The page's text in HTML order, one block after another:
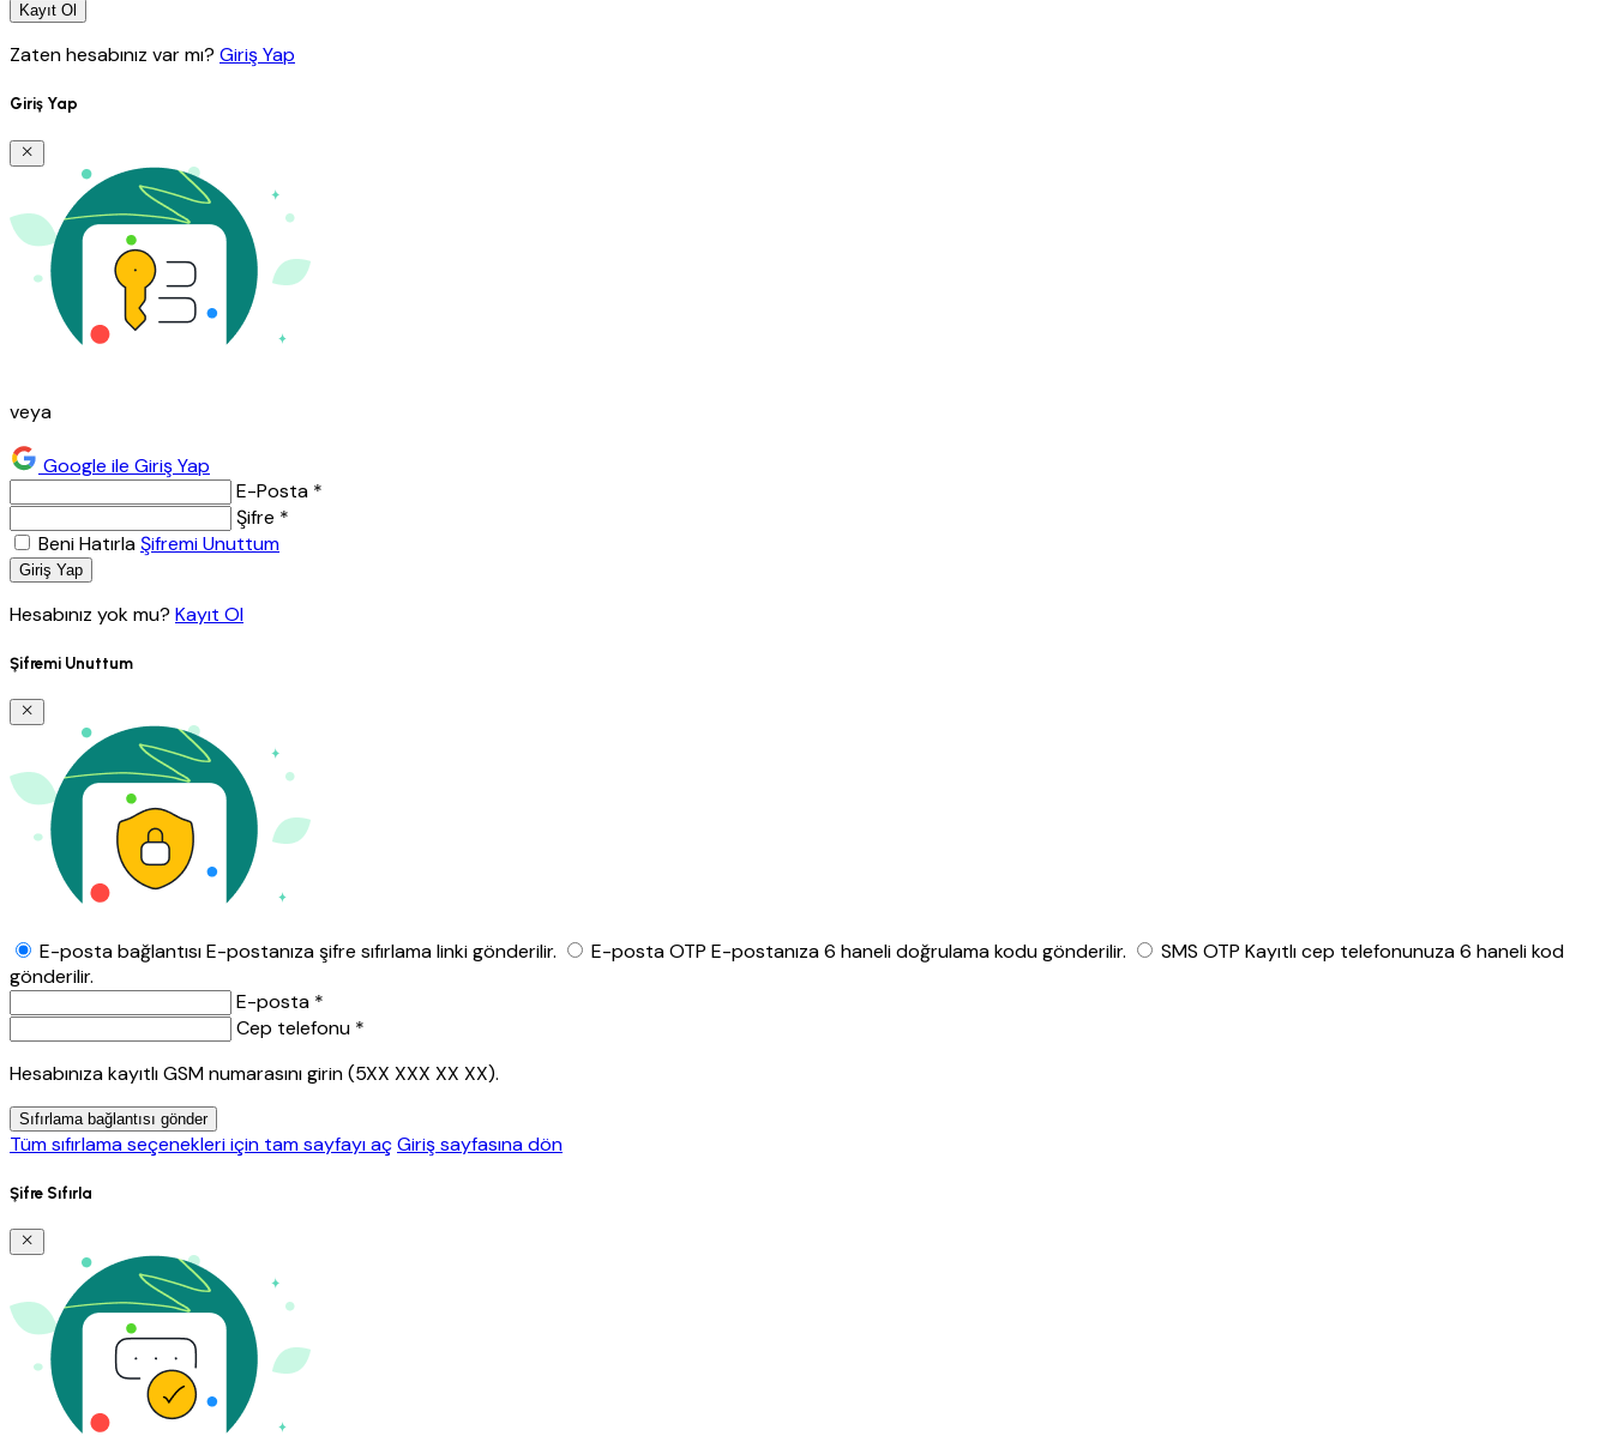
Kayıt Ol
Zaten hesabınız var mı? Giriş Yap
Giriş Yap
veya
Google ile Giriş Yap
E-Posta *
Şifre *
Beni HatırlaŞifremi Unuttum
Giriş Yap
Hesabınız yok mu? Kayıt Ol
Şifremi Unuttum
E-posta bağlantısıE-postanıza şifre sıfırlama linki gönderilir. E-posta OTP E-postanıza 6 haneli doğrulama kodu gönderilir. SMS OTP Kayıtlı cep telefonunuza 6 haneli kod
gönderilir.
E-posta *
Cep telefonu *
Hesabınıza kayıtlı GSM numarasını girin (5XX XXX XX XX).
Sıfırlama bağlantısı gönder
Tüm sıfırlama seçenekleri için tam sayfayı açGiriş sayfasına dön
Şifre Sıfırla